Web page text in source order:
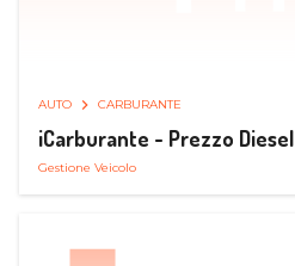
AUTO CARBURANTE
iCarburante - Prezzo Diesel
Gestione Veicolo